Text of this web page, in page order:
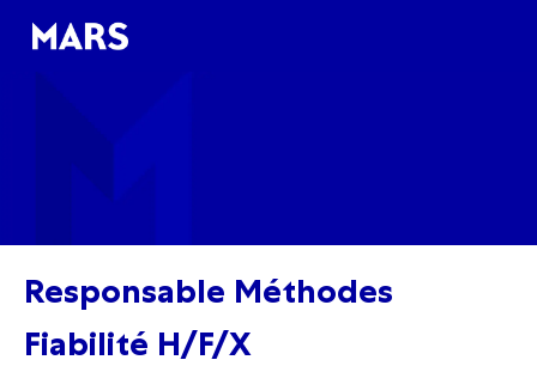
Responsable Méthodes
Fiabilité H/F/X